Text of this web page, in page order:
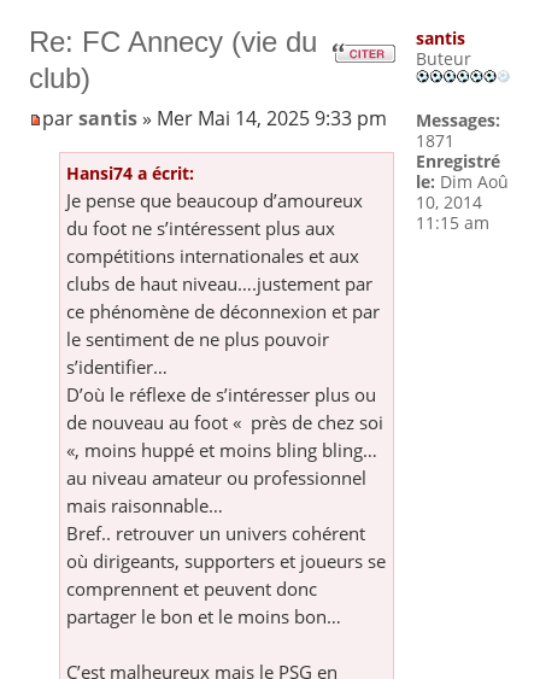
Re: FC Annecy (vie du
club)
parsantis» Mer Mai 14, 2025 9:33 pm
Hansi74 a écrit:
Je pense que beaucoup d’amoureux
du foot ne s’intéressent plus aux
compétitions internationales et aux
clubs de haut niveau….justement par
ce phénomène de déconnexion et par
le sentiment de ne plus pouvoir
s’identifier…
D’où le réflexe de s’intéresser plus ou
de nouveau au foot « près de chez soi
«, moins huppé et moins bling bling…
au niveau amateur ou professionnel
mais raisonnable…
Bref.. retrouver un univers cohérent
où dirigeants, supporters et joueurs se
comprennent et peuvent donc
partager le bon et le moins bon…
C’est malheureux mais le PSG en
santis
Buteur
Messages:
1871
Enregistré
le: Dim Aoû
10, 2014
11:15 am